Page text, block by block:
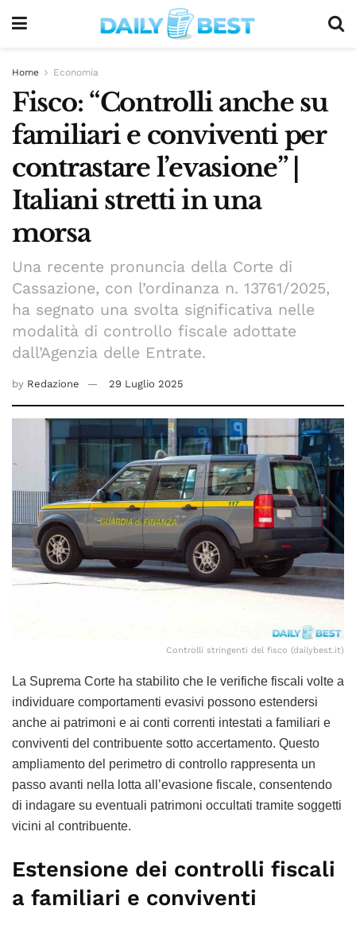
Home Economia
Fisco: “Controlli anche su
familiari e conviventi per
contrastare l’evasione” |
Italiani stretti in una
morsa
Una recente pronuncia della Corte di
Cassazione, con l’ordinanza n. 13761/2025,
ha segnato una svolta significativa nelle
modalità di controllo fiscale adottate
dall’Agenzia delle Entrate.
by Redazione 29 Luglio 2025
Controlli stringenti del fisco (dailybest.it)
La Suprema Corte ha stabilito che le verifiche fiscali volte a
individuare comportamenti evasivi possono estendersi
anche ai patrimoni e ai conti correnti intestati a familiari e
conviventi del contribuente sotto accertamento. Questo
ampliamento del perimetro di controllo rappresenta un
passo avanti nella lotta all’evasione fiscale, consentendo
di indagare su eventuali patrimoni occultati tramite soggetti
vicini al contribuente.
Estensione dei controlli fiscali
a familiari e conviventi